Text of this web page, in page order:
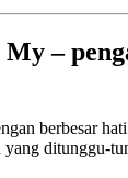
–
berbesar
yang ditunggu-